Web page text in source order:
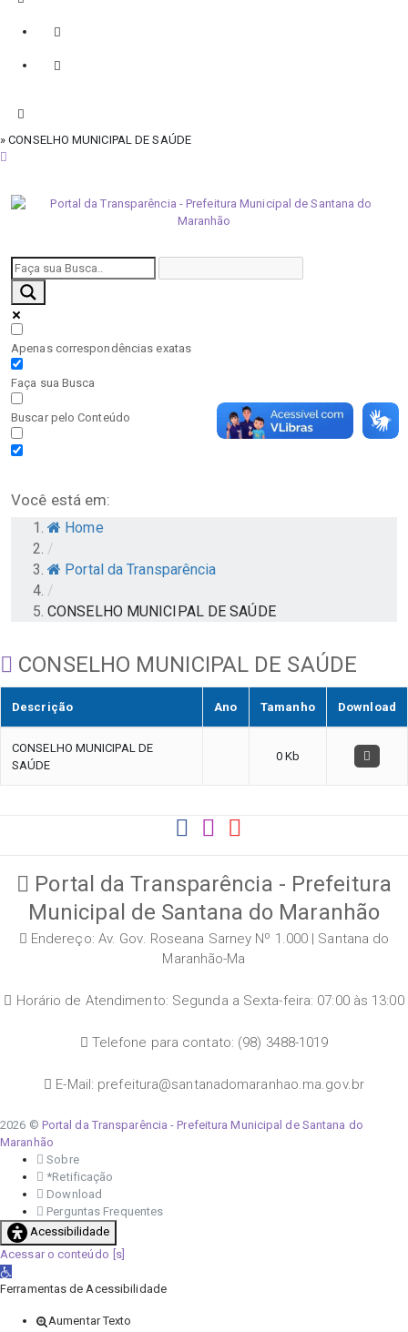
» CONSELHO MUNICIPAL DE SAÚDE
Apenas correspondências exatas
Faça sua Busca
Buscar pelo Conteúdo
Você está em:
Home
/
Portal da Transparência
/
CONSELHO MUNICIPAL DE SAÚDE
CONSELHO MUNICIPAL DE SAÚDE
Descrição Ano Tamanho Download
CONSELHO MUNICIPAL DE
SAÚDE
0 Kb
Portal da Transparência - Prefeitura
Municipal de Santana do Maranhão
Endereço: Av. Gov. Roseana Sarney Nº 1.000 | Santana do
Maranhão-Ma
Horário de Atendimento: Segunda a Sexta-feira: 07:00 às 13:00
Telefone para contato: (98) 3488-1019
E-Mail: prefeitura@santanadomaranhao.ma.gov.br
2026 © Portal da Transparência - Prefeitura Municipal de Santana do
Maranhão
Sobre
*Retificação
Download
Perguntas Frequentes
Acessibilidade
Acessar o conteúdo
Abrir a barra de ferramentas
Ferramentas de Acessibilidade
Aumentar Texto